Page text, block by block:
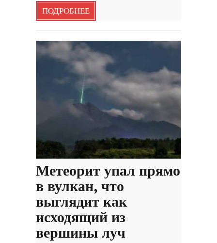
ПОДРОБНЕЕ
Метеорит упал прямо
в вулкан, что
выглядит как
исходящий из
вершины луч